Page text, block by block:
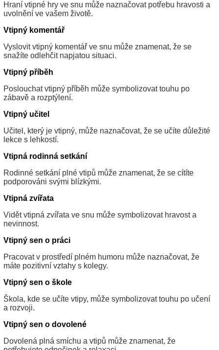
Hraní vtipné hry ve snu může naznačovat potřebu hravosti a
uvolnění ve vašem životě.
Vtipný komentář
Vyslovit vtipný komentář ve snu může znamenat, že se
snažíte odlehčit napjatou situaci.
Vtipný příběh
Poslouchat vtipný příběh může symbolizovat touhu po
zábavě a rozptýlení.
Vtipný učitel
Učitel, který je vtipný, může naznačovat, že se učíte důležité
lekce s lehkostí.
Vtipná rodinná setkání
Rodinné setkání plné vtipů může znamenat, že se cítíte
podporováni svými blízkými.
Vtipná zvířata
Vidět vtipná zvířata ve snu může symbolizovat hravost a
nevinnost.
Vtipný sen o práci
Pracovat v prostředí plném humoru může naznačovat, že
máte pozitivní vztahy s kolegy.
Vtipný sen o škole
Škola, kde se učíte vtipy, může symbolizovat touhu po učení
a rozvoji.
Vtipný sen o dovolené
Dovolená plná smíchu a vtipů může znamenat, že